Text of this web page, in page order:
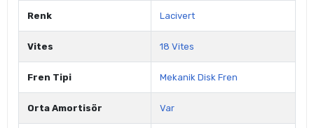
Renk Lacivert
Vites 18 Vites
Fren Tipi Mekanik Disk Fren
Orta Amortisör Var